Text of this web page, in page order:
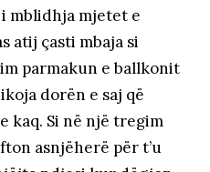
mblidhja mjetet e
atij çasti mbaja si
parmakun e ballkonit
dorën e saj që
kaq. Si në një tregim
asnjëherë për t’u